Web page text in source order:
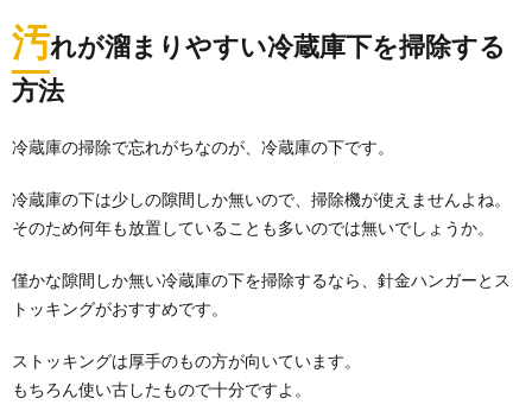
汚れが溜まりやすい冷蔵庫下を掃除する
方法
冷蔵庫の掃除で忘れがちなのが、冷蔵庫の下です。
冷蔵庫の下は少しの隙間しか無いので、掃除機が使えませんよね。
そのため何年も放置していることも多いのでは無いでしょうか。
僅かな隙間しか無い冷蔵庫の下を掃除するなら、針金ハンガーとス
トッキングがおすすめです。
ストッキングは厚手のもの方が向いています。
もちろん使い古したもので十分ですよ。